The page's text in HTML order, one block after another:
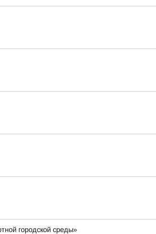
городской среды»